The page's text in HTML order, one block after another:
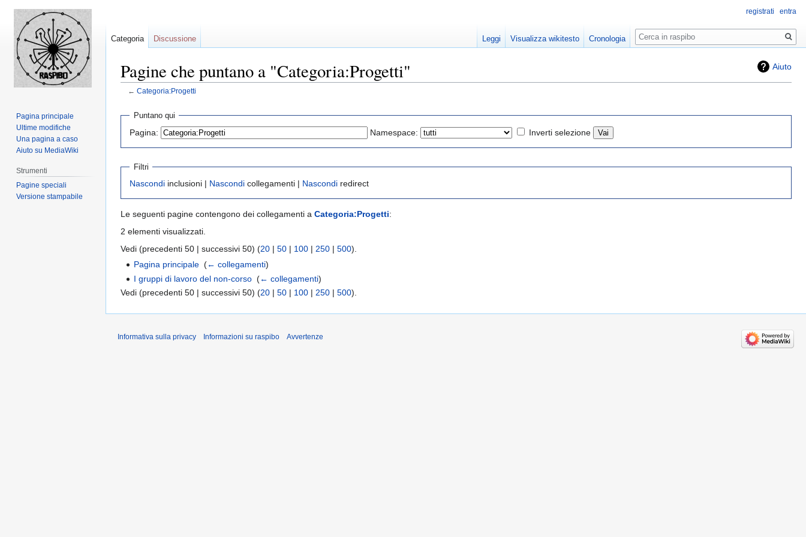
Aiuto
Pagine che puntano a "Categoria:Progetti"
← Categoria:Progetti
Jump
navigation
Jump
search
Puntano qui
Pagina: Namespace: Inverti selezione
Filtri
Nascondi inclusioni | Nascondi collegamenti | Nascondi redirect
Le seguenti pagine contengono dei collegamenti a Categoria:Progetti:
2 elementi visualizzati.
Vedi (precedenti 50 | successivi 50) (20 | 50 | 100 | 250 | 500).
Pagina principale ‎(← collegamenti)
I gruppi di lavoro del non-corso ‎(← collegamenti)
Vedi (precedenti 50 | successivi 50) (20 | 50 | 100 | 250 | 500).
registrati entra
Categoria Discussione Leggi Visualizza wikitesto Cronologia
Ricerca
Pagina principale
Ultime modifiche
Una pagina a caso
Aiuto su MediaWiki
Strumenti
Pagine speciali
Versione stampabile
Informativa sulla privacy Informazioni su raspibo Avvertenze